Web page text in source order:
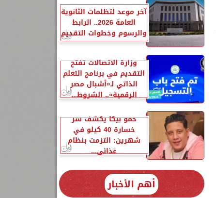
آخر موعد لتظلمات الثانوية
العامة 2026.. الرابط
والرسوم وخطوات التقديم
وزارة الاتصالات تفتح
التقديم في برنامج التعلم
الذاتي لـ«أشبال مصر
الرقمية».. الشروط...
حمو بيكا يكشف سر
خسارة 40 كيلو في
شهرين: التزمت بنظام
غذائي...
أهم الأخبار